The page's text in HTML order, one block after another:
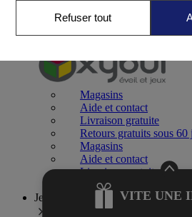
Jeux 0-2 ans
Magasins
Aide et contact
Livraison gratuite
Retours gratuits sous 60
Magasins
Aide et contact
Livraison gratuite
Retours gratuits sous 60
Jeux 2-4 ans
VITE UNE
Refuser tout